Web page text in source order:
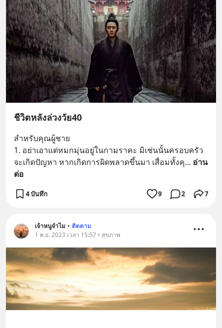
ชีวิตหลังล่วงวัย40
สำหรับคุณผู้ชาย
1. อย่าเอาแต่หมกมุ่นอยู่ในกามราคะ มิเช่นนั้นครอบครัว
จะเกิดปัญหา หากเกิดการผิดพลาดขึ้นมา เสื่อมทั้งคุ... อ่าน
ต่อ
4 บันทึก 9 2 7
เจ้าหนูจำไม • ติดตาม
1 พ.ย. 2023 เวลา 15:57 • สุขภาพ